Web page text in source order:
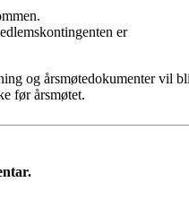
er
og årsmøtedokumenter vil
før årsmøtet.